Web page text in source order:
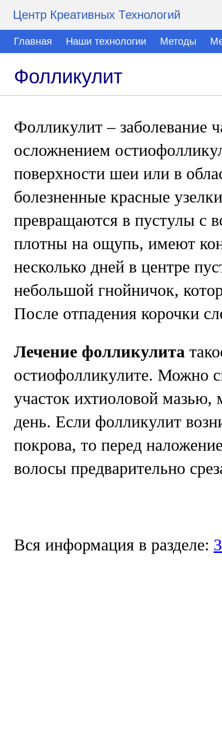
Центр Креативных Технологий
Главная Наши технологии Методы
Фолликулит
Фолликулит – заболевание
осложнением
поверхности шеи или в
болезненные красные
превращаются в пустулы с
плотны на ощупь, имеют
несколько дней в центре
небольшой гнойничок,
После отпадения корочки
Лечение фолликулита
остиофолликулите. Можно
участок ихтиоловой мазью,
день. Если фолликулит
покрова, то перед
волосы предварительно
Вся информация в разделе: